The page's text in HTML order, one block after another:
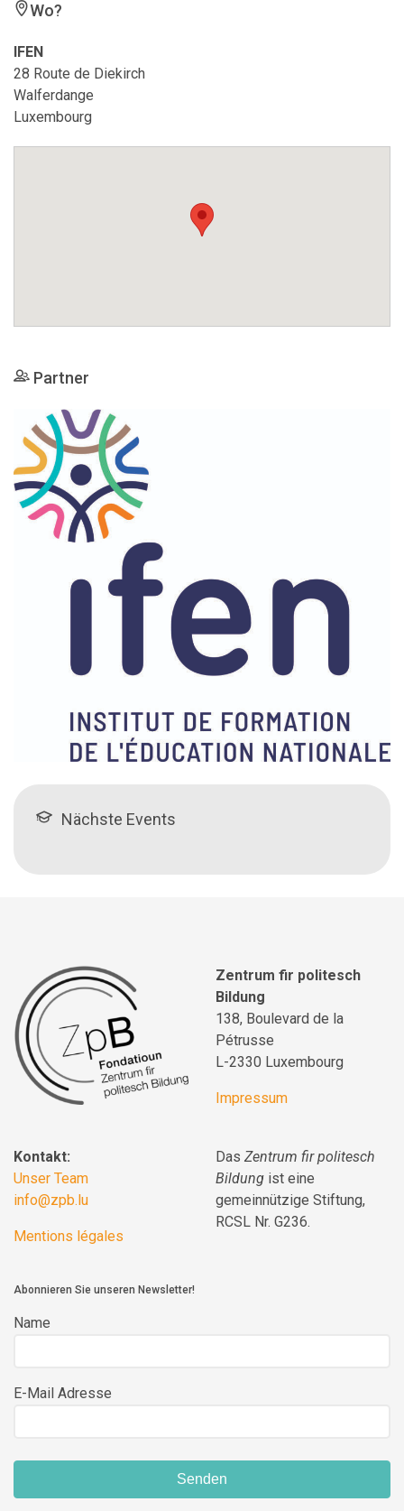
Wo?
IFEN
28 Route de Diekirch
Walferdange
Luxembourg
Partner
Nächste Events
Zentrum fir politesch
Bildung
138, Boulevard de la
Pétrusse
L-2330 Luxembourg
Impressum
Kontakt:
Unser Team
info@zpb.lu
Mentions légales
Das Zentrum fir politesch
Bildung ist eine
gemeinnützige Stiftung,
RCSL Nr. G236.
Abonnieren Sie unseren Newsletter!
Name
E-Mail Adresse
Senden